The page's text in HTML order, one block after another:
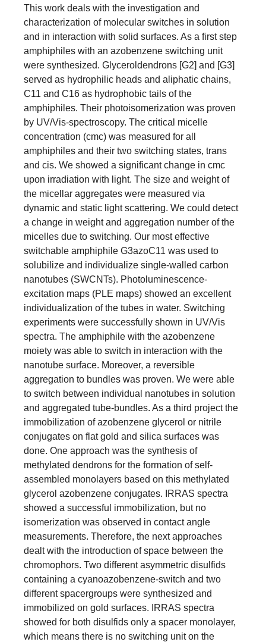
This work deals with the investigation and
characterization of molecular switches in solution
and in interaction with solid surfaces. As a first step
amphiphiles with an azobenzene switching unit
were synthesized. Glyceroldendrons [G2] and [G3]
served as hydrophilic heads and aliphatic chains,
C11 and C16 as hydrophobic tails of the
amphiphiles. Their photoisomerization was proven
by UV/Vis-spectroscopy. The critical micelle
concentration (cmc) was measured for all
amphiphiles and their two switching states, trans
and cis. We showed a significant change in cmc
upon irradiation with light. The size and weight of
the micellar aggregates were measured via
dynamic and static light scattering. We could detect
a change in weight and aggregation number of the
micelles due to switching. Our most effective
switchable amphiphile G3azoC11 was used to
solubilize and individualize single-walled carbon
nanotubes (SWCNTs). Photoluminescence-
excitation maps (PLE maps) showed an excellent
individualization of the tubes in water. Switching
experiments were successfully shown in UV/Vis
spectra. The amphiphile with the azobenzene
moiety was able to switch in interaction with the
nanotube surface. Moreover, a reversible
aggregation to bundles was proven. We were able
to switch between individual nanotubes in solution
and aggregated tube-bundles. As a third project the
immobilization of azobenzene glycerol or nitrile
conjugates on flat gold and silica surfaces was
done. One approach was the synthesis of
methylated dendrons for the formation of self-
assembled monolayers based on this methylated
glycerol azobenzene conjugates. IRRAS spectra
showed a successful immobilization, but no
isomerization was observed in contact angle
measurements. Therefore, the next approaches
dealt with the introduction of space between the
chromophors. Two different asymmetric disulfids
containing a cyanoazobenzene-switch and two
different spacergroups were synthesized and
immobilized on gold surfaces. IRRAS spectra
showed for both disulfids only a spacer monolayer,
which means there is no switching unit on the